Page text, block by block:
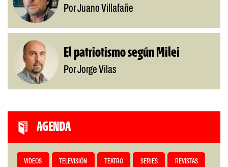
Por Juano Villafañe
El patriotismo según Milei
Por Jorge Vilas
AGENDA
VIDEOS TELEVISIÓN TEATRO SERIES REVISTAS